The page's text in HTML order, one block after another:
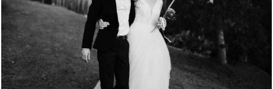
1981 1